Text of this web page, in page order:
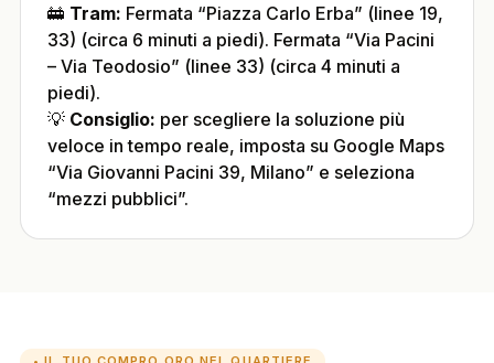
🚋 Tram: Fermata “Piazza Carlo Erba” (linee 19,
33) (circa 6 minuti a piedi). Fermata “Via Pacini
– Via Teodosio” (linee 33) (circa 4 minuti a
piedi).
💡 Consiglio: per scegliere la soluzione più
veloce in tempo reale, imposta su Google Maps
“Via Giovanni Pacini 39, Milano” e seleziona
“mezzi pubblici”.